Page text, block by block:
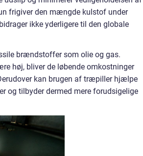
frigiver den mængde kulstof under
ikke yderligere til den globale
brændstoffer som olie og gas.
høj, bliver de løbende omkostninger
kan brugen af træpiller hjælpe
og tilbyder dermed mere forudsigelige